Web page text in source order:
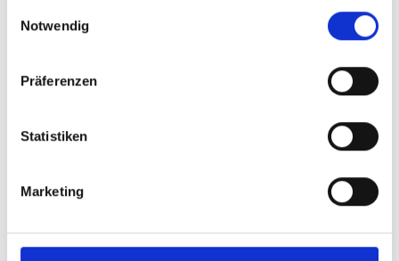
Notwendig
Präferenzen
Statistiken
Marketing
In Nigeria und Äthiopien werden Finanzinstitute
bei der Umsetzung von Strategien und Praktiken
Entwicklung grüner Finanzprodukte unterstützt.
finance-Toolkit, das insbesondere frauengeführte
kleine und mittlere Unternehmen (KMU) fördern
In Äthiopien wurde das GFS-Programm offiziell
auf dem Ethiopia Finance Forum verkündet. Zu
den hochrangigen Teilnehmenden zählten der